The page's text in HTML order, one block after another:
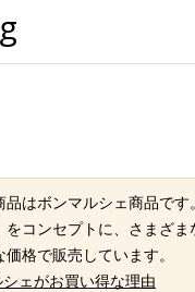
品はボンマルシェ商品で
をコンセプトに、さまざ
格で販売しています。
ェがお買い得な理由